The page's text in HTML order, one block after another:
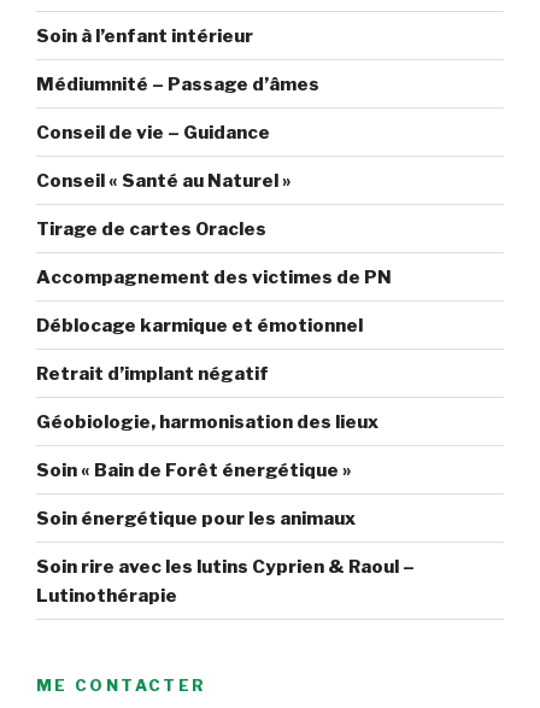
un
05.05
!… »
Soin à l’enfant intérieur
Médiumnité – Passage d’âmes
Conseil de vie – Guidance
Conseil « Santé au Naturel »
Tirage de cartes Oracles
Accompagnement des victimes de PN
Déblocage karmique et émotionnel
Retrait d’implant négatif
Géobiologie, harmonisation des lieux
Soin « Bain de Forêt énergétique »
Soin énergétique pour les animaux
Soin rire avec les lutins Cyprien & Raoul –
Lutinothérapie
ME CONTACTER